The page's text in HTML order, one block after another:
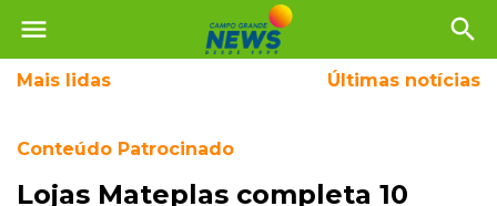
menu search
Mais lidas Últimas notícias
Conteúdo Patrocinado
Lojas Mateplas completa 10